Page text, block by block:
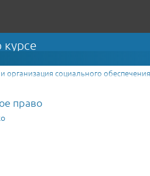
организация социального обеспечения
право